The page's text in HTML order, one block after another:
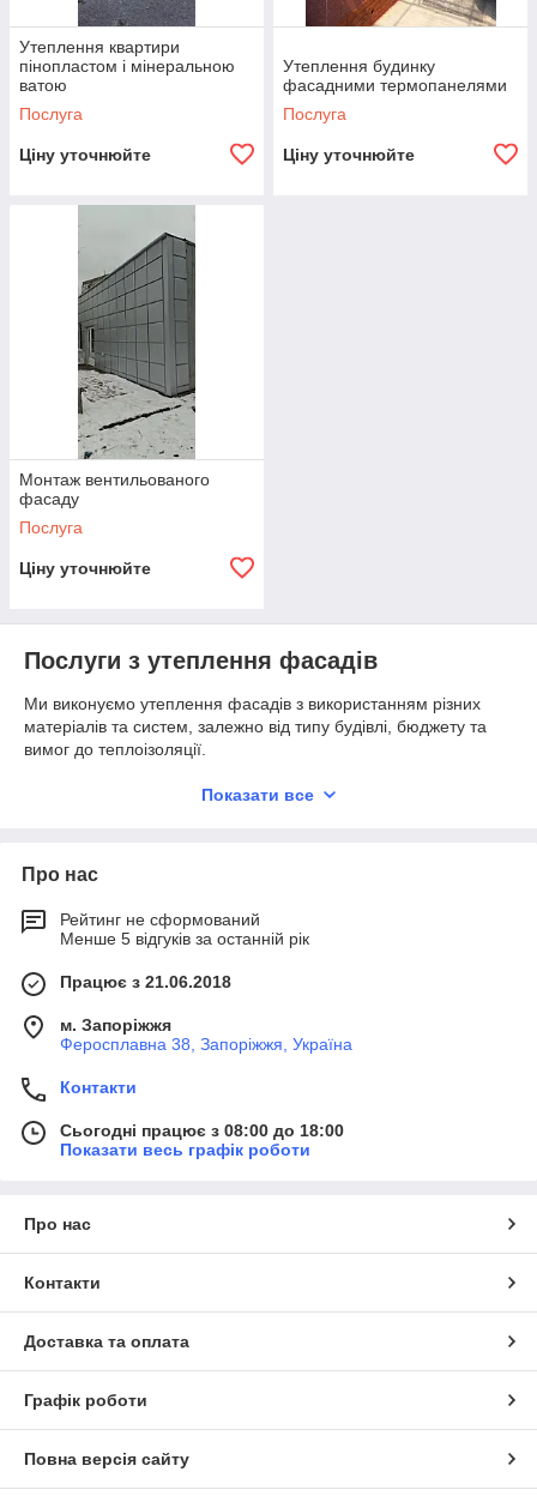
Утеплення квартири
пінопластом і мінеральною
ватою
Послуга
Ціну уточнюйте
Утеплення будинку
фасадними термопанелями
Послуга
Ціну уточнюйте
Монтаж вентильованого
фасаду
Послуга
Ціну уточнюйте
Послуги з утеплення фасадів
Ми виконуємо утеплення фасадів з використанням різних
матеріалів та систем, залежно від типу будівлі, бюджету та
вимог до теплоізоляції.
Підходить для приватних будинків, квартир і
Оптимальне співвідношення ціни та теплоізоляційних
Утеплення фасаду мінеральною ватою
Вогнестійкість і паропроникність
Рекомендовано для житлових і громадських будівель
Стійкість до вологи та механічних навантажень
вологістю
Мокрий фасад
Комплексна система утеплення з декоративною
Поєднання естетичного вигляду та надійної
теплоізоляції
Показати все
Про нас
Рейтинг не сформований
Менше 5 відгуків за останній рік
Працює з 21.06.2018
м. Запоріжжя
Феросплавна 38, Запоріжжя, Україна
Контакти
Сьогодні працює з 08:00 до 18:00
Показати весь графік роботи
Про нас
Контакти
Доставка та оплата
Графік роботи
Повна версія сайту